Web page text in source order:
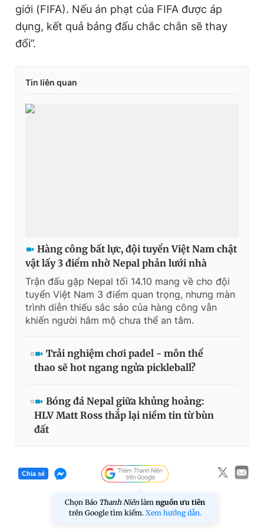
giới (FIFA). Nếu án phạt của FIFA được áp
dụng, kết quả bảng đấu chắc chắn sẽ thay
đổi”.
Tin liên quan
Hàng công bất lực, đội tuyển Việt Nam chật
vật lấy 3 điểm nhờ Nepal phản lưới nhà
Trận đấu gặp Nepal tối 14.10 mang về cho đội
tuyển Việt Nam 3 điểm quan trọng, nhưng màn
trình diễn thiếu sắc sảo của hàng công vẫn
khiến người hâm mộ chưa thể an tâm.
Trải nghiệm chơi padel - môn thể
thao sẽ hot ngang ngửa pickleball?
Bóng đá Nepal giữa khủng hoảng:
HLV Matt Ross thắp lại niềm tin từ bùn
đất
Chia sẻ
Chọn Báo Thanh Niên làm nguồn ưu tiên
trên Google tìm kiếm. Xem hướng dẫn.